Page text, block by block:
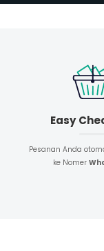
Easy
Pesanan Anda
ke Nomer